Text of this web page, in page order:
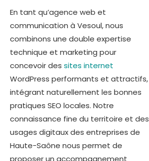
En tant qu’agence web et
communication à Vesoul, nous
combinons une double expertise
technique et marketing pour
concevoir des sites internet
WordPress performants et attractifs,
intégrant naturellement les bonnes
pratiques SEO locales. Notre
connaissance fine du territoire et des
usages digitaux des entreprises de
Haute-Saône nous permet de
proposer un accompagnement